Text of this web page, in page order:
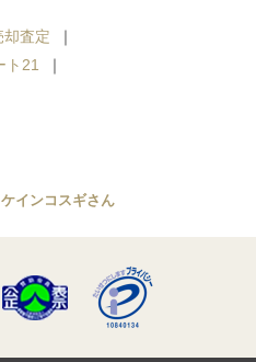
却査定
ト21
ケインコスギさん